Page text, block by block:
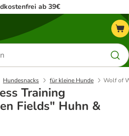
ab 39€
Hundesnacks für kleine Hunde Wolf of
Training
Fields" Huhn &